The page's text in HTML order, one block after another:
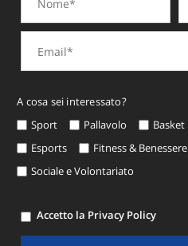
A cosa sei interessato?
Sport
Pallavolo Basket
Esports
Fitness & Benessere
Sociale e Volontariato
Accetto la Privacy Policy